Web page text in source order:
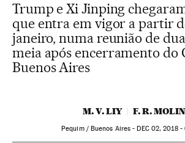
Trump e Xi Jinping
que entra em vigor a partir
janeiro, numa reunião de
meia após encerramento do
Buenos Aires
M. V. LIY F. R.
Pequim / Buenos Aires -DEC02, 2018 -